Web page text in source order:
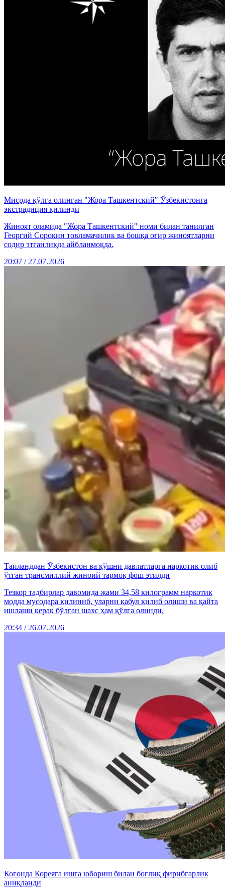
Мисрда қўлга олинган "Жора Ташкентский" Ўзбекистонга
экстрадиция қилинди
Жиноят оламида "Жора Ташкентский" номи билан танилган
Георгий Сорокин товламачилик ва бошқа оғир жиноятларни
содир этганликда айбланмоқда.
20:07 / 27.07.2026
Таиланддан Ўзбекистон ва қўшни давлатларга наркотик олиб
ўтган трансмиллий жиноий тармоқ фош этилди
Тезкор тадбирлар давомида жами 34,58 килограмм наркотик
модда мусодара қилиниб, уларни қабул қилиб олиши ва қайта
ишлаши керак бўлган шахс ҳам қўлга олинди.
20:34 / 26.07.2026
Когонда Кореяга ишга юбориш билан боғлиқ фирибгарлик
аниқланди